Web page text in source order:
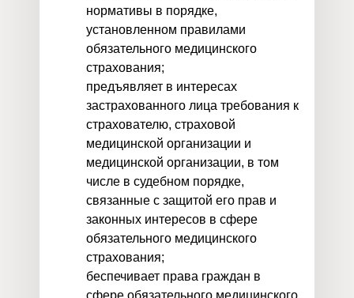
нормативы в порядке,
установленном правилами
обязательного медицинского
страхования;
предъявляет в интересах
застрахованного лица требования к
страхователю, страховой
медицинской организации и
медицинской организации, в том
числе в судебном порядке,
связанные с защитой его прав и
законных интересов в сфере
обязательного медицинского
страхования;
беспечивает права граждан в
сфере обязательного медицинского